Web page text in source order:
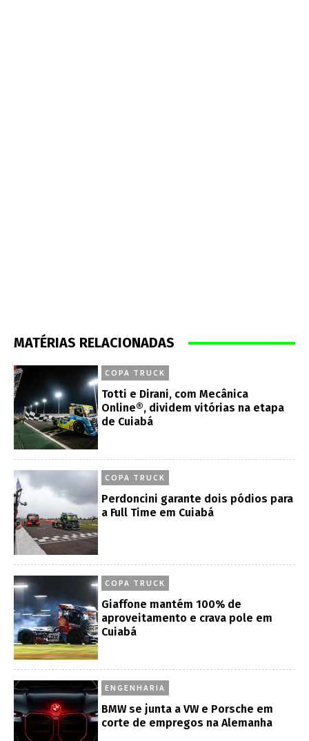
MATÉRIAS RELACIONADAS
COPA TRUCK
Totti e Dirani, com Mecânica
Online®, dividem vitórias na etapa
de Cuiabá
COPA TRUCK
Perdoncini garante dois pódios para
a Full Time em Cuiabá
COPA TRUCK
Giaffone mantém 100% de
aproveitamento e crava pole em
Cuiabá
ENGENHARIA
BMW se junta a VW e Porsche em
corte de empregos na Alemanha